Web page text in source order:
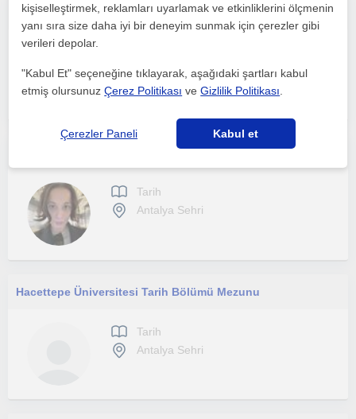
Akdeniz üniversitesi tarih bölümü mezunuyum. Daha öncesinde 1 sene kadar öğretmenlik alanında staj yaptım. Alanımda özel dersler v
Antalya Sehri
Tarih
Antalya Sehri
Hacettepe Üniversitesi Tarih Bölümü Mezunu
Tarih
Antalya Sehri
kişiselleştirmek, reklamları uyarlamak ve etkinliklerini ölçmenin
yanı sıra size daha iyi bir deneyim sunmak için çerezler gibi
verileri depolar.
"Kabul Et" seçeneğine tıklayarak, aşağıdaki şartları kabul
etmiş olursunuzÇerez Politikası veGizlilik Politikası
Çerezler Paneli Kabul et